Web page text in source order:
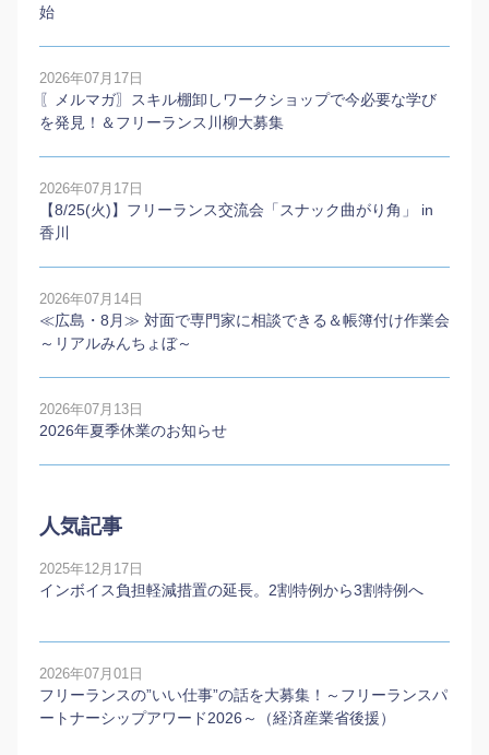
始
2026年07月17日
〖メルマガ〗スキル棚卸しワークショップで今必要な学び
を発見！＆フリーランス川柳大募集
2026年07月17日
【8/25(火)】フリーランス交流会「スナック曲がり角」 in
香川
2026年07月14日
≪広島・8月≫ 対面で専門家に相談できる＆帳簿付け作業会
～リアルみんちょぼ～
2026年07月13日
2026年夏季休業のお知らせ
人気記事
2025年12月17日
インボイス負担軽減措置の延長。2割特例から3割特例へ
2026年07月01日
フリーランスの”いい仕事”の話を大募集！～フリーランスパ
ートナーシップアワード2026～（経済産業省後援）